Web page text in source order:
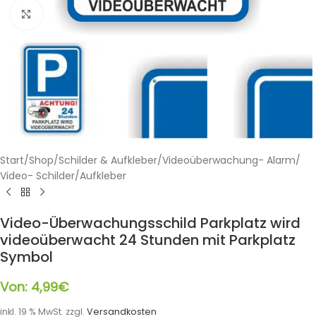
Klicken zum Vergrößern
Start/Shop/Schilder & Aufkleber/Videoüberwachung- Alarm/
Video- Schilder/Aufkleber
Video-Überwachungsschild Parkplatz wird
videoüberwacht 24 Stunden mit Parkplatz
Symbol
Von: 4,99€
inkl. 19 % MwSt. zzgl. Versandkosten